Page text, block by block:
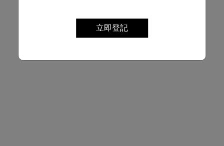
立即登記